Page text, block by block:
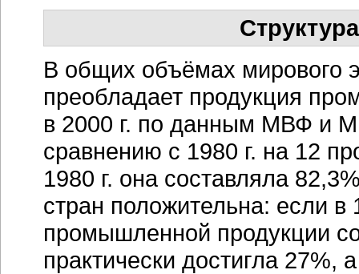
В общих объёмах мирового
преобладает продукция
в 2000 г. по данным МВФ и
сравнению с 1980 г. на 12
1980 г. она составляла
стран положительна: если в
промышленной продукции
практически достигла 27%,